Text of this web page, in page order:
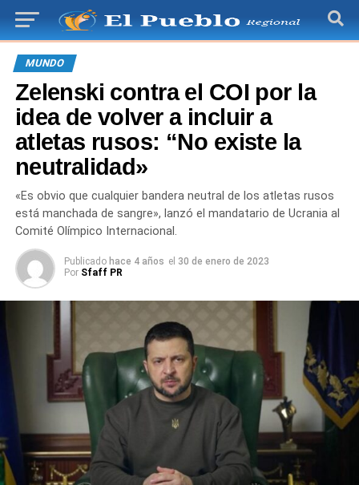
MUNDO
Zelenski contra el COI por la
idea de volver a incluir a
atletas rusos: “No existe la
neutralidad»
«Es obvio que cualquier bandera neutral de los atletas rusos
está manchada de sangre», lanzó el mandatario de Ucrania al
Comité Olímpico Internacional.
Publicado hace 4 años el 30 de enero de 2023
Por Sfaff PR